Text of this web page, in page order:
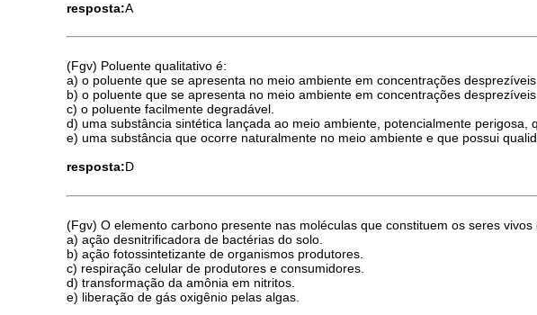
resposta:A
(Fgv) Poluente qualitativo é:
a) o poluente que se apresenta no meio ambiente em concentrações
b) o poluente que se apresenta no meio ambiente em concentrações
c) o poluente facilmente degradável.
d) uma substância sintética lançada ao meio ambiente, potencialmente perigosa,
e) uma substância que ocorre naturalmente no meio ambiente e que possui
resposta:D
(Fgv) O elemento carbono presente nas moléculas que constituem os seres
a) ação desnitrificadora de bactérias do solo.
b) ação fotossintetizante de organismos produtores.
c) respiração celular de produtores e consumidores.
d) transformação da amônia em nitritos.
e) liberação de gás oxigênio pelas algas.